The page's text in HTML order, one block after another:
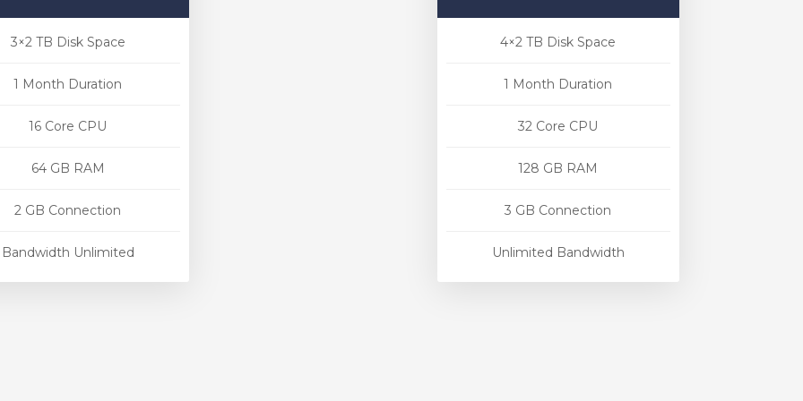
3×2 TB Disk Space
1 Month Duration
16 Core CPU
64 GB RAM
2 GB Connection
Bandwidth Unlimited
4×2 TB Disk Space
1 Month Duration
32 Core CPU
128 GB RAM
3 GB Connection
Unlimited Bandwidth